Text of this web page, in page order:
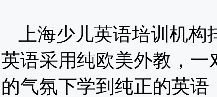
上海少儿英语培训机构
英语采用纯欧美外教，
的气氛下学到纯正的英